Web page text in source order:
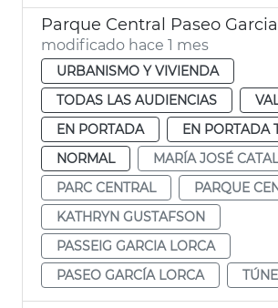
modificado hace 1 mes
URBANISMO Y VIVIENDA
TODAS LAS AUDIENCIAS
EN PORTADA
EN PORTADA
NORMAL
MARÍA JOSÉ
PARC CENTRAL
PARQUE
KATHRYN GUSTAFSON
PASSEIG GARCIA LORCA
PASEO GARCÍA LORCA